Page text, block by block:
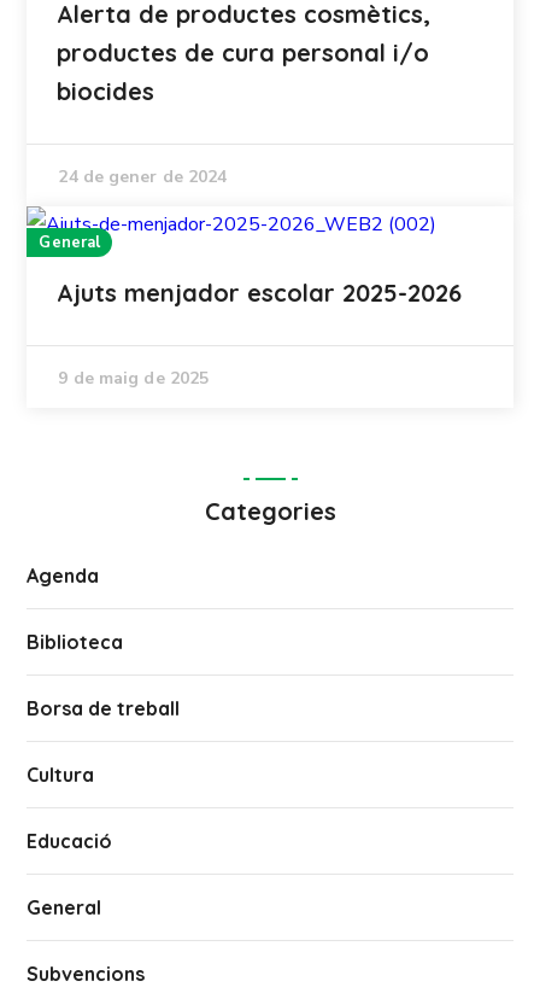
Alerta de productes cosmètics,
productes de cura personal i/o
biocides
24 de gener de 2024
General
Ajuts menjador escolar 2025-2026
9 de maig de 2025
Categories
Agenda
Biblioteca
Borsa de treball
Cultura
Educació
General
Subvencions